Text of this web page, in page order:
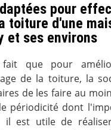
pour
toiture d'une
et ses environs
que pour
de la toiture, la
de les faire au
périodicité dont
il est utile de